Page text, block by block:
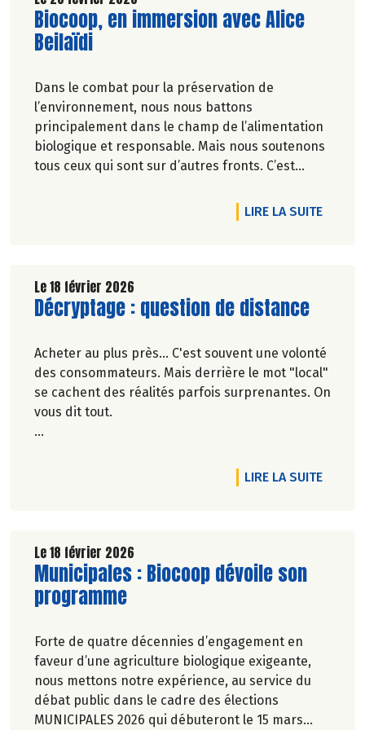
Lire la suite de l'article
Biocoop, en immersion avec Alice
Beilaïdi
Dans le combat pour la préservation de
l’environnement, nous nous battons
principalement dans le champ de l’alimentation
biologique et responsable. Mais nous soutenons
tous ceux qui sont sur d’autres fronts. C’est
nouvelle fois son soutien à la série
documentaireImmersion : une aventure
LIRE LA SUITEDE
Le 18 février 2026
Lire la suite de l'article
Décryptage : question de distance
Acheter au plus près... C'est souvent une volonté
des consommateurs. Mais derrière le mot "local"
se cachent des réalités parfois surprenantes. On
vous dit tout.
LIRE LA SUITEDE
Le 18 février 2026
Lire la suite de l'article
Municipales : Biocoop dévoile son
programme
Forte de quatre décennies d’engagement en
faveur d’une agriculture biologique exigeante,
nous mettons notre expérience, au service du
débat public dans le cadre des élections
MUNICIPALES 2026 qui débuteront le 15 mars